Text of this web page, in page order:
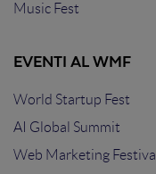
Music Fest
EVENTI AL WMF
World Startup Fest
AI Global Summit
Web Marketing Festival